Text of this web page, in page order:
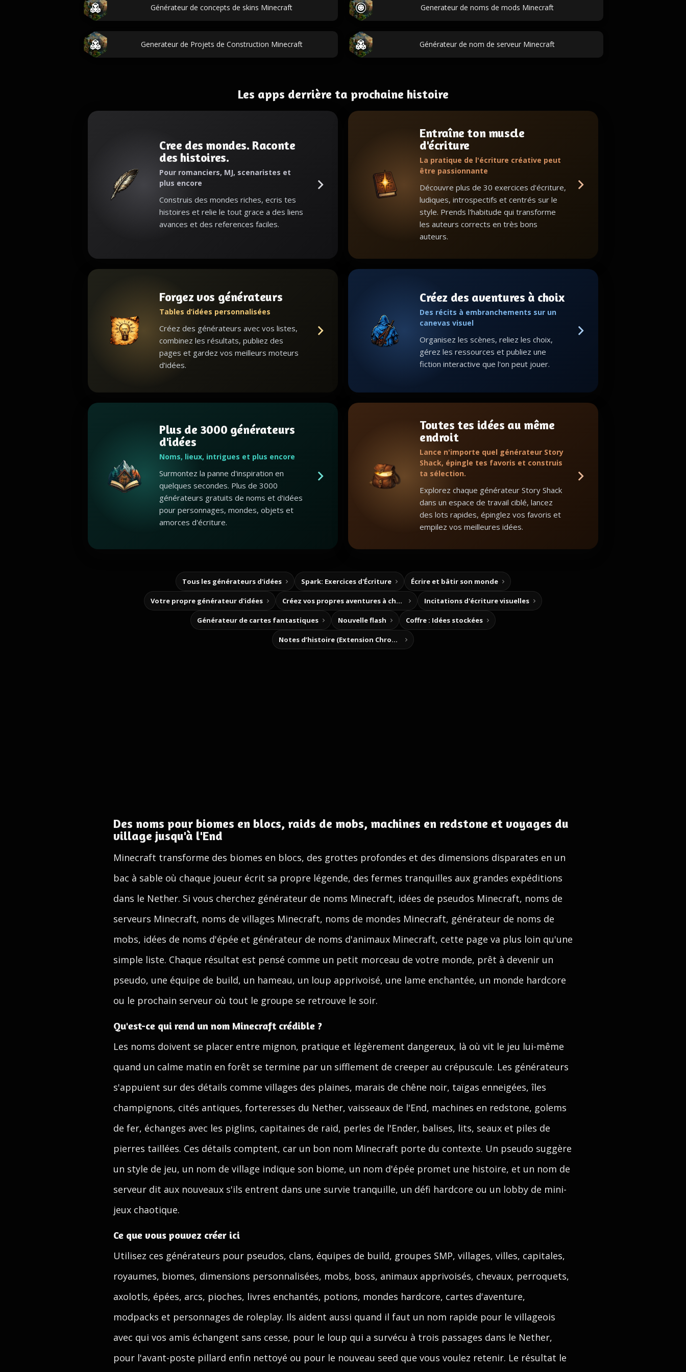
Générateur de concepts de skins Minecraft Generateur de noms de mods Minecraft
Generateur de Projets de Construction Minecraft Générateur de nom de serveur Minecraft
Les apps derrière ta prochaine histoire
Cree des mondes. Raconte
des histoires.
Pour romanciers, MJ, scenaristes et
plus encore
Construis des mondes riches, ecris tes
histoires et relie le tout grace a des liens
avances et des references faciles.
Entraîne ton muscle
d'écriture
La pratique de l'écriture créative peut
être passionnante
Découvre plus de 30 exercices d'écriture,
ludiques, introspectifs et centrés sur le
style. Prends l'habitude qui transforme
les auteurs corrects en très bons
auteurs.
Forgez vos générateurs
Tables d’idées personnalisées
Créez des générateurs avec vos listes,
combinez les résultats, publiez des
pages et gardez vos meilleurs moteurs
d’idées.
Créez des aventures à choix
Des récits à embranchements sur un
canevas visuel
Organisez les scènes, reliez les choix,
gérez les ressources et publiez une
fiction interactive que l'on peut jouer.
Plus de 3000 générateurs
d'idées
Noms, lieux, intrigues et plus encore
Surmontez la panne d'inspiration en
quelques secondes. Plus de 3000
générateurs gratuits de noms et d'idées
pour personnages, mondes, objets et
amorces d'écriture.
Toutes tes idées au même
endroit
Lance n'importe quel générateur Story
Shack, épingle tes favoris et construis
ta sélection.
Explorez chaque générateur Story Shack
dans un espace de travail ciblé, lancez
des lots rapides, épinglez vos favoris et
empilez vos meilleures idées.
Tous les générateurs d'idées Spark: Exercices d'Écriture Écrire et bâtir son monde
Votre propre générateur d'idées Créez vos propres aventures à choix Incitations d'écriture visuelles
Générateur de cartes fantastiques Nouvelle flash Coffre : Idées stockées
Notes d’histoire (Extension Chrome)
Des noms pour biomes en blocs, raids de mobs, machines en redstone et voyages du
village jusqu'à l'End
Minecraft transforme des biomes en blocs, des grottes profondes et des dimensions disparates en un
bac à sable où chaque joueur écrit sa propre légende, des fermes tranquilles aux grandes expéditions
dans le Nether. Si vous cherchez générateur de noms Minecraft, idées de pseudos Minecraft, noms de
serveurs Minecraft, noms de villages Minecraft, noms de mondes Minecraft, générateur de noms de
mobs, idées de noms d'épée et générateur de noms d'animaux Minecraft, cette page va plus loin qu'une
simple liste. Chaque résultat est pensé comme un petit morceau de votre monde, prêt à devenir un
pseudo, une équipe de build, un hameau, un loup apprivoisé, une lame enchantée, un monde hardcore
ou le prochain serveur où tout le groupe se retrouve le soir.
Qu'est-ce qui rend un nom Minecraft crédible ?
Les noms doivent se placer entre mignon, pratique et légèrement dangereux, là où vit le jeu lui-même
quand un calme matin en forêt se termine par un sifflement de creeper au crépuscule. Les générateurs
s'appuient sur des détails comme villages des plaines, marais de chêne noir, taïgas enneigées, îles
champignons, cités antiques, forteresses du Nether, vaisseaux de l'End, machines en redstone, golems
de fer, échanges avec les piglins, capitaines de raid, perles de l'Ender, balises, lits, seaux et piles de
pierres taillées. Ces détails comptent, car un bon nom Minecraft porte du contexte. Un pseudo suggère
un style de jeu, un nom de village indique son biome, un nom d'épée promet une histoire, et un nom de
serveur dit aux nouveaux s'ils entrent dans une survie tranquille, un défi hardcore ou un lobby de mini-
jeux chaotique.
Ce que vous pouvez créer ici
Utilisez ces générateurs pour pseudos, clans, équipes de build, groupes SMP, villages, villes, capitales,
royaumes, biomes, dimensions personnalisées, mobs, boss, animaux apprivoisés, chevaux, perroquets,
axolotls, épées, arcs, pioches, livres enchantés, potions, mondes hardcore, cartes d'aventure,
modpacks et personnages de roleplay. Ils aident aussi quand il faut un nom rapide pour le villageois
avec qui vos amis échangent sans cesse, pour le loup qui a survécu à trois passages dans le Nether,
pour l'avant-poste pillard enfin nettoyé ou pour le nouveau seed que vous voulez retenir. Le résultat le